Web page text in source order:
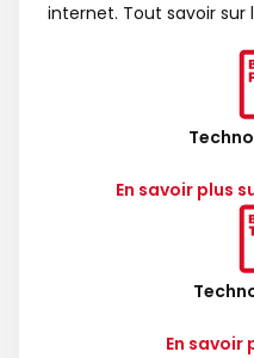
internet. Tout savoir sur
En savoir plus
En savoir